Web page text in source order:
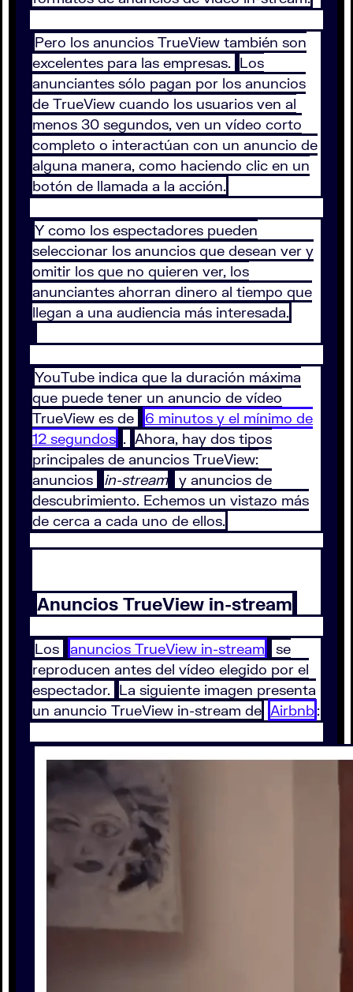
Pero los anuncios TrueView también son
excelentes para las empresas. Los
anunciantes sólo pagan por los anuncios
de TrueView cuando los usuarios ven al
menos 30 segundos, ven un vídeo corto
completo o interactúan con un anuncio de
alguna manera, como haciendo clic en un
botón de llamada a la acción.
Y como los espectadores pueden
seleccionar los anuncios que desean ver y
omitir los que no quieren ver, los
anunciantes ahorran dinero al tiempo que
llegan a una audiencia más interesada.
YouTube indica que la duración máxima
que puede tener un anuncio de vídeo
TrueView es de
6 minutos y el mínimo de
12 segundos . Ahora, hay dos tipos
principales de anuncios TrueView:
anuncios
in-stream
y anuncios de
descubrimiento. Echemos un vistazo más
de cerca a cada uno de ellos.
Anuncios TrueView in-stream
Los anuncios TrueView in-stream
se
reproducen antes del vídeo elegido por el
espectador. La siguiente imagen presenta
un anuncio TrueView in-stream de Airbnb: